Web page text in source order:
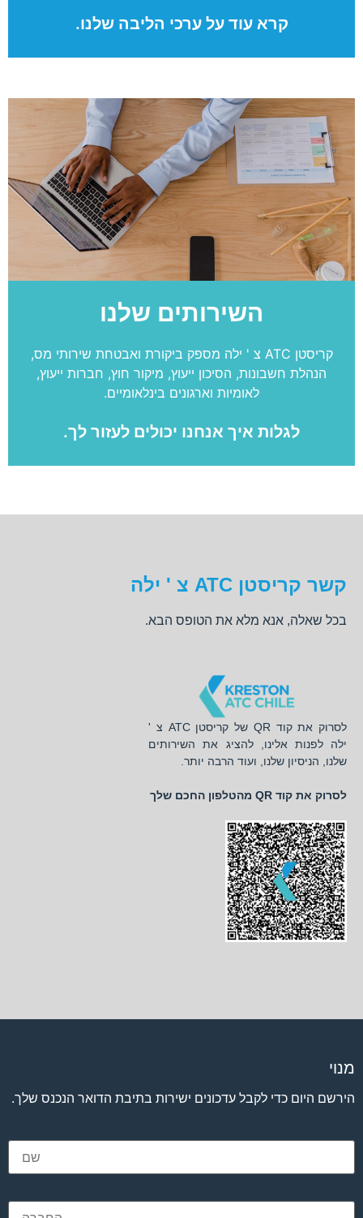
קרא עוד על ערכי הליבה שלנו.
השירותים שלנו
קריסטן ATC צ ' ילה מספק ביקורת ואבטחת שירותי מס,
הנהלת חשבונות, הסיכון ייעוץ, מיקור חוץ, חברות ייעוץ,
לאומיות וארגונים בינלאומיים.
לגלות איך אנחנו יכולים לעזור לך.
קשר קריסטן ATC צ ' ילה
בכל שאלה, אנא מלא את הטופס הבא.
לסרוק את קוד QR של קריסטן ATC צ '
ילה לפנות אלינו, להציג את השירותים
שלנו, הניסיון שלנו, ועוד הרבה יותר.
לסרוק את קוד QR מהטלפון החכם שלך
מנוי
הירשם היום כדי לקבל עדכונים ישירות בתיבת הדואר הנכנס שלך.